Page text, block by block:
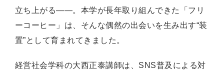
立ち上がる——。本学が長年取り組んできた「フリ
ーコーヒー」は、そんな偶然の出会いを生み出す“装
置”として育まれてきました。
経営社会学科の大西正泰講師は、SNS普及による対